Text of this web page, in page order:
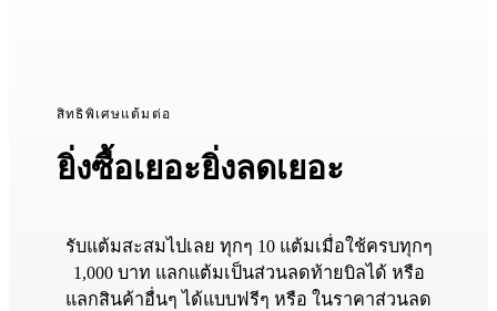
ยิ่งซื้อเยอะยิ่งลดเยอะ
สิทธิพิเศษแต้มต่อ
รับแต้มสะสมไปเลย ทุกๆ 10 แต้มเมื่อใช้ครบทุกๆ
1,000 บาท แลกแต้มเป็นส่วนลดท้ายบิลได้ หรือ
แลกสินค้าอื่นๆ ได้แบบฟรีๆ หรือ ในราคาส่วนลด